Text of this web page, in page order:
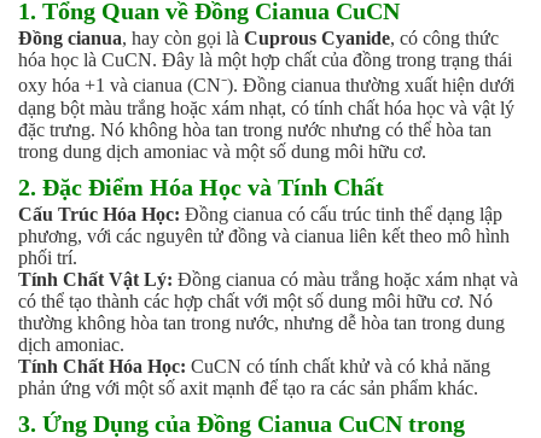
Men đường ruột
Men vi sinh EM gốc
Bổ sung khoáng chất
Bổ gan và giải độc gan
Phòng và trị bệnh
Bổ sung dinh dưỡng tăng trọng
Hấp thụ khí độc Yucca
HÓA CHẤT XỬ LÝ NƯỚC
Xử lý nước hồ bơi
Xử lý nước sinh hoạt
Xử lý nước thải
Xử lý nước giếng khoan
Xử lý nước khác
DUNG MÔI CÔNG NGHIỆP
Pha sơn nước
Pha sơn epoxy
1. Tổng Quan về Đồng Cianua CuCN
Đồng cianua, hay còn gọi là Cuprous Cyanide, có công thức
hóa học là CuCN. Đây là một hợp chất của đồng trong trạng thái
oxy hóa +1 và cianua (CN⁻). Đồng cianua thường xuất hiện dưới
dạng bột màu trắng hoặc xám nhạt, có tính chất hóa học và vật lý
đặc trưng. Nó không hòa tan trong nước nhưng có thể hòa tan
trong dung dịch amoniac và một số dung môi hữu cơ.
2. Đặc Điểm Hóa Học và Tính Chất
Cấu Trúc Hóa Học: Đồng cianua có cấu trúc tinh thể dạng lập
phương, với các nguyên tử đồng và cianua liên kết theo mô hình
phối trí.
Tính Chất Vật Lý: Đồng cianua có màu trắng hoặc xám nhạt và
có thể tạo thành các hợp chất với một số dung môi hữu cơ. Nó
thường không hòa tan trong nước, nhưng dễ hòa tan trong dung
dịch amoniac.
Tính Chất Hóa Học: CuCN có tính chất khử và có khả năng
phản ứng với một số axit mạnh để tạo ra các sản phẩm khác.
3. Ứng Dụng của Đồng Cianua CuCN trong